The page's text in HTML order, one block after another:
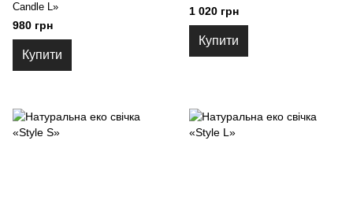
Candle L»
980 грн
Купити
1 020 грн
Купити